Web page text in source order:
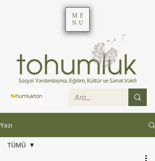
ME
NU
Yazı
TÜMÜ